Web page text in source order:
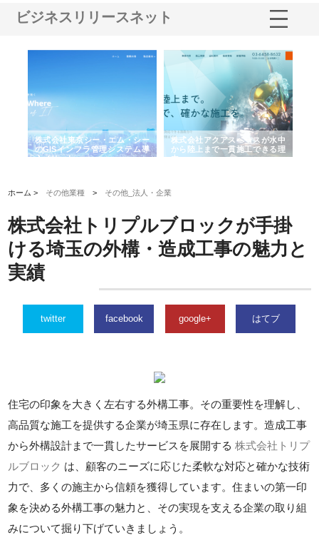
ビジネスリリースネット
株式会社東京シー・エム・シー
のGISインフラ管理システム導
入メリット
株式会社アクアスペースが水中
から陸上まで一貫施工できる理
由
ホーム > その他業種 > その他_法人・企業
株式会社トリプルブロックが手掛
ける埼玉の外構・造成工事の魅力と
実績
twitter facebook google+ はてブ
住宅の印象を大きく左右する外構工事。その重要性を理解し、
高品質な施工を提供する企業が埼玉県に存在します。造成工事
から外構設計まで一貫したサービスを展開する株式会社トリプ
ルブロック は、顧客のニーズに応じた柔軟な対応と確かな技術
力で、多くの施主から信頼を獲得しています。住まいの第一印
象を決める外構工事の魅力と、その実現を支える企業の取り組
みについて掘り下げていきましょう。